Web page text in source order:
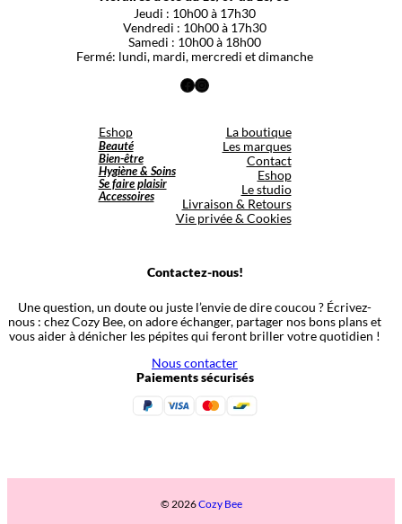
Jeudi : 10h00 à 17h30
Vendredi : 10h00 à 17h30
Samedi : 10h00 à 18h00
Fermé: lundi, mardi, mercredi et dimanche
Facebook
Instagram
Eshop
Beauté
Bien-être
Hygiène & Soins
Se faire plaisir
Accessoires
La boutique
Les marques
Contact
Eshop
Le studio
Livraison & Retours
Vie privée & Cookies
Contactez-nous!
Une question, un doute ou juste l’envie de dire coucou ? Écrivez-
nous : chez Cozy Bee, on adore échanger, partager nos bons plans et
vous aider à dénicher les pépites qui feront briller votre quotidien !
Nous contacter
Paiements sécurisés
© 2026Cozy Bee